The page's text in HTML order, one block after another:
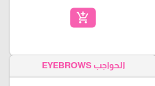
add_shopping_cart
الحواجب EYEBROWS